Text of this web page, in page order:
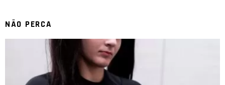
NÃO PERCA